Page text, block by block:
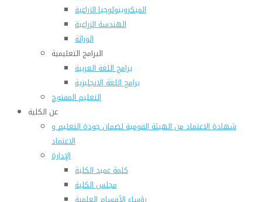
الميكروبيولوجيا الزراعية
الهندسة الزراعية
الوراثة
البرامج التعليمية
برامج اللغة العربية
برامج اللغة الانجليزية
التعليم المفتوح
عن الكلية
شهادة الاعتماد من الهيئة القومية لضمان جودة التعليم و
الاعتماد
الإدارة
كلمة عميد الكلية
مجلس الكلية